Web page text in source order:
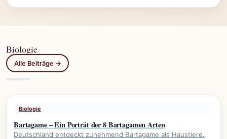
Biologie
Alle Beiträge →
Biologie
Bartagame – Ein Porträt der 8 Bartagamen Arten
Deutschland entdeckt zunehmend Bartagame als Haustiere.